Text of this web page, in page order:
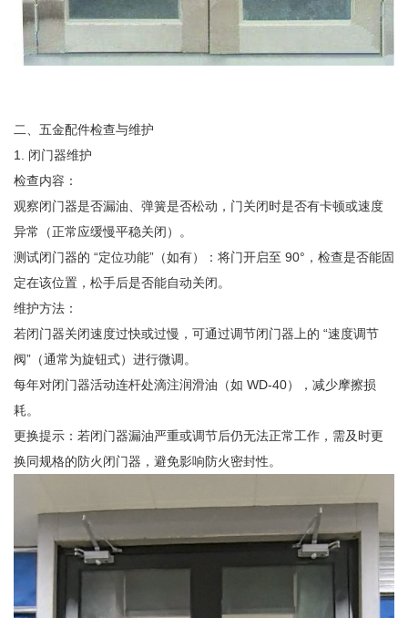
二、五金配件检查与维护
1. 闭门器维护
检查内容：
观察闭门器是否漏油、弹簧是否松动，门关闭时是否有卡顿或速度
异常（正常应缓慢平稳关闭）。
测试闭门器的 “定位功能”（如有）：将门开启至 90°，检查是否能固
定在该位置，松手后是否能自动关闭。
维护方法：
若闭门器关闭速度过快或过慢，可通过调节闭门器上的 “速度调节
阀”（通常为旋钮式）进行微调。
每年对闭门器活动连杆处滴注润滑油（如 WD-40），减少摩擦损
耗。
更换提示：若闭门器漏油严重或调节后仍无法正常工作，需及时更
换同规格的防火闭门器，避免影响防火密封性。